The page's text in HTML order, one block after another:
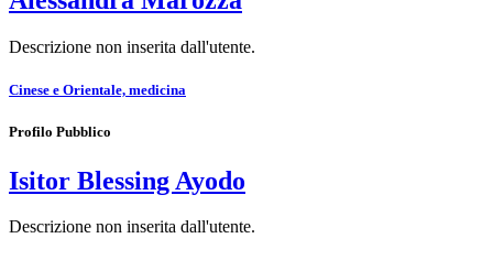
Descrizione non inserita dall'utente.
Cinese e Orientale, medicina
Profilo Pubblico
Isitor Blessing Ayodo
Descrizione non inserita dall'utente.